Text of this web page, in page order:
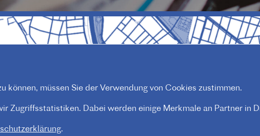
können, müssen Sie der Verwendung von Cookies zustimmen.
Zugriffsstatistiken. Dabei werden einige Merkmale an Partner in
.